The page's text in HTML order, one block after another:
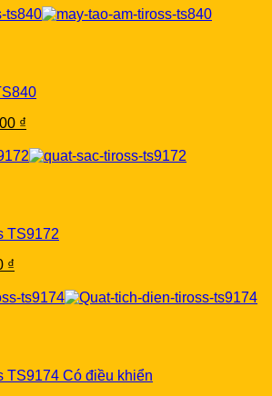
is:
₫
is:
TS9172
₫
is:
TS9174 Có điều khiển